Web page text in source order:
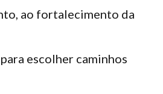
ao fortalecimento da
escolher caminhos